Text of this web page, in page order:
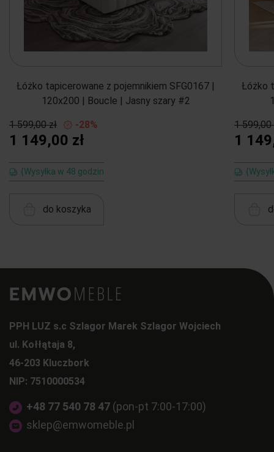
Łóżko tapicerowane z pojemnikiem SFG0167 |
120x200 | Boucle | Jasny szary #2
1 599,00 zł -28%
1 149,00 zł
{Wysyłka w 48 godzin
do koszyka
Łóżko
1 599,00
1
PPH LUZ s.c Szlagor Marek Szlagor Wojciech
ul. Kołłątaja 8,
46-203 Kluczbork
NIP: 7510000534
+48 77 540 78 47 (pon-pt 7:00-17:00)
sklep@emwomeble.pl